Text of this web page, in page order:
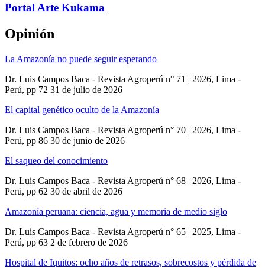
Portal Arte Kukama
Opinión
La Amazonía no puede seguir esperando
Dr. Luis Campos Baca - Revista Agroperú n° 71 | 2026, Lima -
Perú, pp 72 31 de julio de 2026
El capital genético oculto de la Amazonía
Dr. Luis Campos Baca - Revista Agroperú n° 70 | 2026, Lima -
Perú, pp 86 30 de junio de 2026
El saqueo del conocimiento
Dr. Luis Campos Baca - Revista Agroperú n° 68 | 2026, Lima -
Perú, pp 62 30 de abril de 2026
Amazonía peruana: ciencia, agua y memoria de medio siglo
Dr. Luis Campos Baca - Revista Agroperú n° 65 | 2025, Lima -
Perú, pp 63 2 de febrero de 2026
Hospital de Iquitos: ocho años de retrasos, sobrecostos y pérdida de